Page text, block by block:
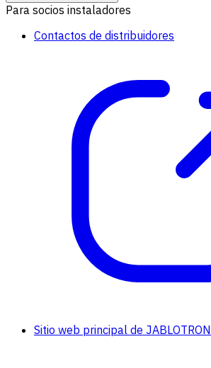
Para socios instaladores
Contactos de distribuidores
Sitio web principal de JABLOTRON